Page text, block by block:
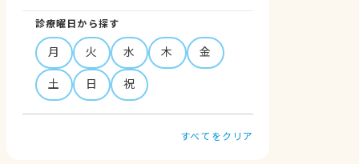
診療曜日から探す
月 火 水 木
金
土
日 祝
すべてをクリア